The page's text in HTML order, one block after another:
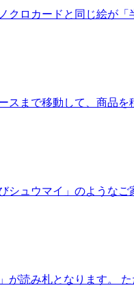
ロカードと同じ絵が
まで移動して、商品
ュウマイ」のような
読み札となります。